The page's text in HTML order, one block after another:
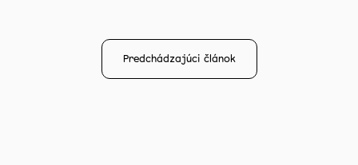
Predchádzajúci článok